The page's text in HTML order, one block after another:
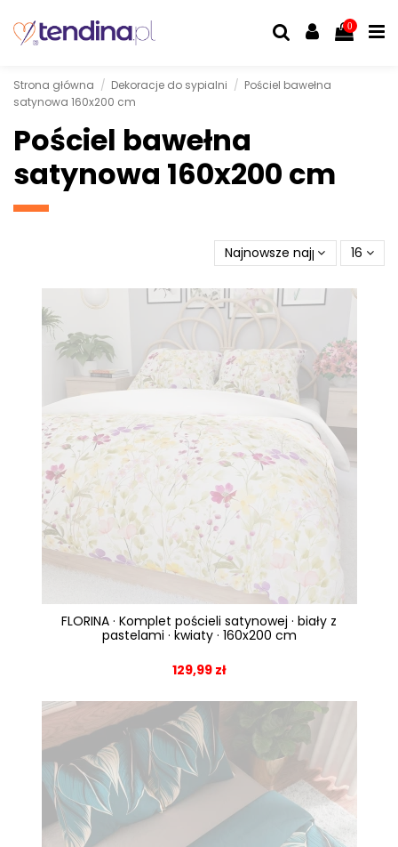
0
Strona główna Dekoracje do sypialni
Pościel bawełna
satynowa 160x200 cm
Pościel bawełna
satynowa 160x200 cm
Najnowsze najpierw 16
FLORINA · Komplet pościeli satynowej · biały z
pastelami · kwiaty · 160x200 cm
129,99 zł